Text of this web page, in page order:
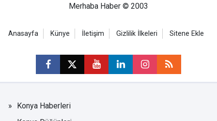
Merhaba Haber © 2003
Anasayfa Künye İletişim Gizlilik İlkeleri Sitene Ekle
Konya Haberleri